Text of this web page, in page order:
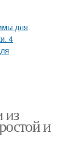
из
и